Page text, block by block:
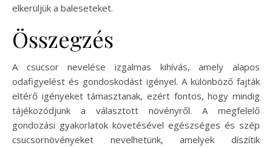
elkerüljük a baleseteket.
Összegzés
A csucsor nevelése izgalmas kihívás, amely alapos
odafigyelést és gondoskodást igényel. A különböző fajták
eltérő igényeket támasztanak, ezért fontos, hogy mindig
tájékozódjunk a választott növényről. A megfelelő
gondozási gyakorlatok követésével egészséges és szép
csucsornövényeket nevelhetünk, amelyek díszítik